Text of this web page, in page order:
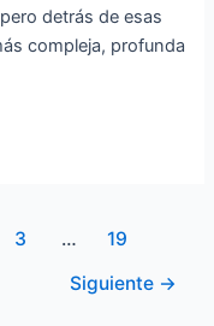
detrás de esas
compleja, profunda
3 …
19
Siguiente →